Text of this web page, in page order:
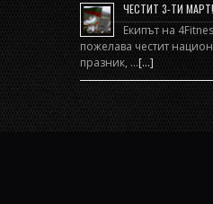
ЧЕСТИТ 3-ТИ МАРТ!
Екипът на
пожелава честит
празник, …[...]